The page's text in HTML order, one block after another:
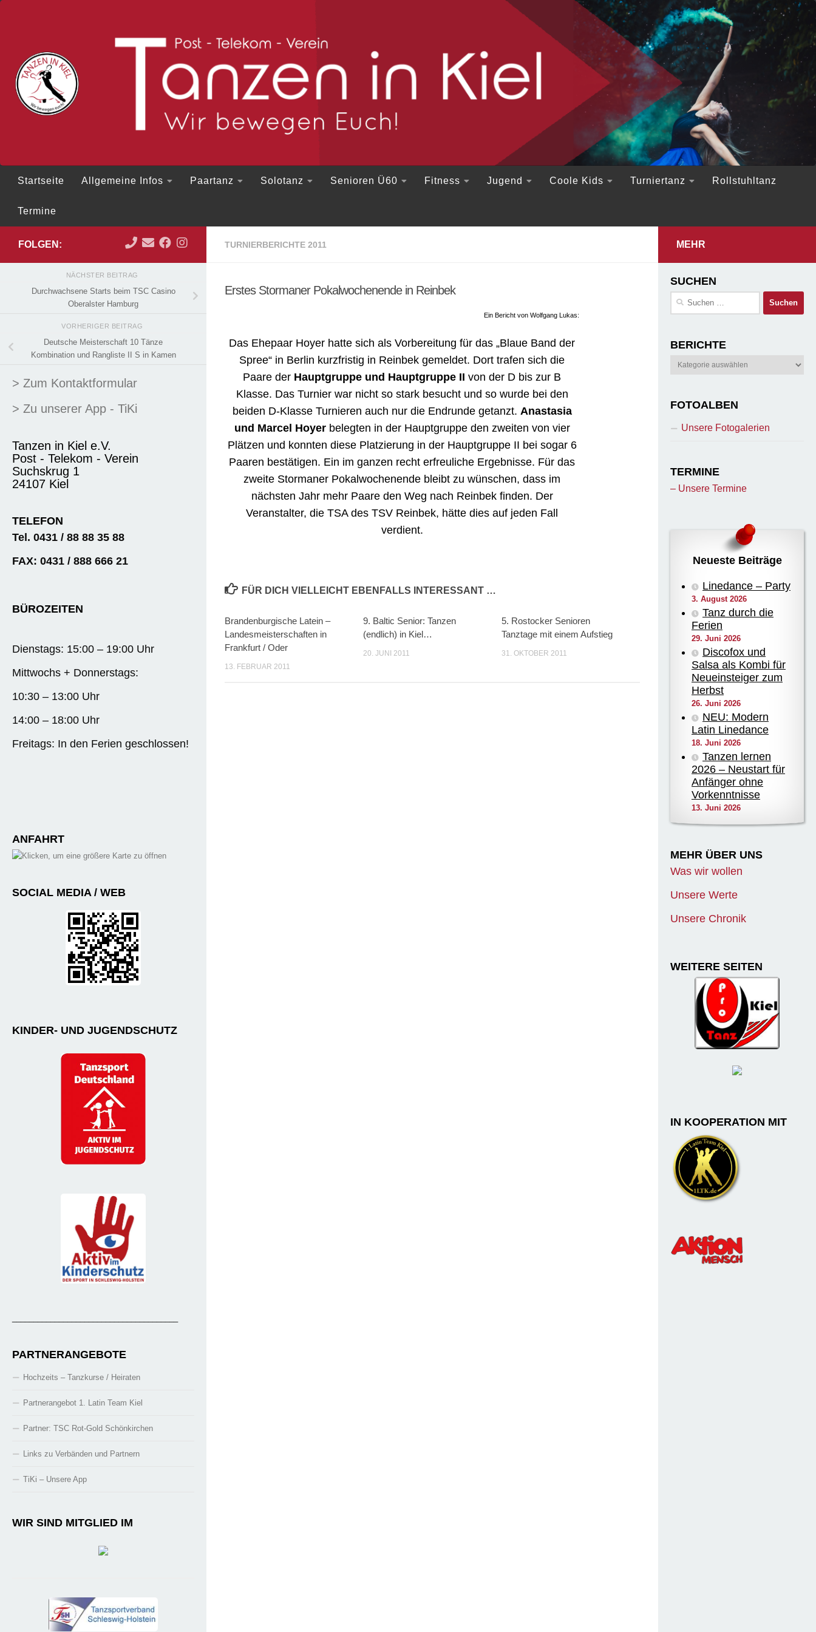
Startseite Allgemeine Infos Paartanz Solotanz Senioren Ü60 Fitness Jugend Coole Kids Turniertanz Rollstuhltanz
Termine
TURNIERBERICHTE 2011
Erstes Stormaner Pokalwochenende in Reinbek
Ein Bericht von Wolfgang Lukas:
Das Ehepaar Hoyer hatte sich als Vorbereitung für das „Blaue Band der
Spree“ in Berlin kurzfristig in Reinbek gemeldet. Dort trafen sich die
Paare der Hauptgruppe und Hauptgruppe II von der D bis zur B
Klasse. Das Turnier war nicht so stark besucht und so wurde bei den
beiden D-Klasse Turnieren auch nur die Endrunde getanzt. Anastasia
und Marcel Hoyerbelegten in der Hauptgruppe den zweiten von vier
Plätzen und konnten diese Platzierung in der Hauptgruppe II bei sogar 6
Paaren bestätigen. Ein im ganzen recht erfreuliche Ergebnisse. Für das
zweite Stormaner Pokalwochenende bleibt zu wünschen, dass im
nächsten Jahr mehr Paare den Weg nach Reinbek finden. Der
Veranstalter, die TSA des TSV Reinbek, hätte dies auf jeden Fall
verdient.
FÜR DICH VIELLEICHT EBENFALLS INTERESSANT …
Brandenburgische Latein –
Landesmeisterschaften in
Frankfurt / Oder
13. FEBRUAR 2011
9. Baltic Senior: Tanzen
(endlich) in Kiel…
20. JUNI 2011
5. Rostocker Senioren
Tanztage mit einem Aufstieg
31. OKTOBER 2011
FOLGEN:
NÄCHSTER BEITRAG
Durchwachsene Starts beim TSC Casino
Oberalster Hamburg
VORHERIGER BEITRAG
Deutsche Meisterschaft 10 Tänze
Kombination und Rangliste II S in Kamen
> Zum Kontaktformular
> Zu unserer App - TiKi
Tanzen in Kiel e.V.
Post - Telekom - Verein
Suchskrug 1
24107 Kiel
TELEFON
Tel. 0431 / 88 88 35 88
FAX: 0431 / 888 666 21
BÜROZEITEN
Dienstags: 15:00 – 19:00 Uhr
Mittwochs + Donnerstags:
10:30 – 13:00 Uhr
14:00 – 18:00 Uhr
Freitags: In den Ferien geschlossen!
ANFAHRT
SOCIAL MEDIA / WEB
KINDER- UND JUGENDSCHUTZ
PARTNERANGEBOTE
Hochzeits – Tanzkurse / Heiraten
Partnerangebot 1. Latin Team Kiel
Partner: TSC Rot-Gold Schönkirchen
Links zu Verbänden und Partnern
TiKi – Unsere App
WIR SIND MITGLIED IM
MEHR
SUCHEN
Suchen
BERICHTE
Berichte
FOTOALBEN
Unsere Fotogalerien
TERMINE
– Unsere Termine
Neueste Beiträge
Linedance – Party
3. August 2026
Tanz durch die
Ferien
29. Juni 2026
Discofox und
Salsa als Kombi für
Neueinsteiger zum
Herbst
26. Juni 2026
NEU: Modern
Latin Linedance
18. Juni 2026
Tanzen lernen
2026 – Neustart für
Anfänger ohne
Vorkenntnisse
13. Juni 2026
MEHR ÜBER UNS
Was wir wollen
Unsere Werte
Unsere Chronik
WEITERE SEITEN
IN KOOPERATION MIT